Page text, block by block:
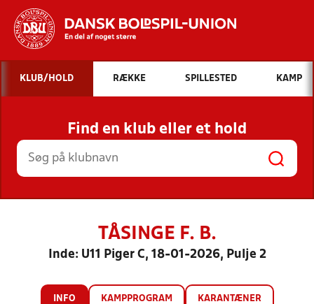
Hvad vil du søge efter?
INDHOLD OG NYHEDER
STILLINGER, RESULTATER, KLUBBER OG
HOLD
KLUB/HOLD RÆKKE SPILLESTED KAMP
Find en klub eller et hold
TÅSINGE F. B.
Inde: U11 Piger C, 18-01-2026, Pulje 2
INFO KAMPPROGRAM KARANTÆNER